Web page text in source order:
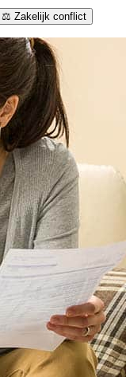
⚖️ Zakelijk conflict